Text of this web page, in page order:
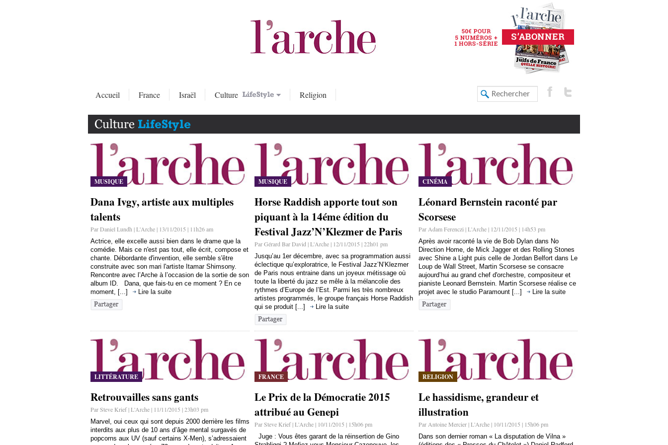
Accueil France Israël Culture Religion
MUSIQUE
Dana Ivgy, artiste aux multiples
talents
Par Daniel Lundh | L'Arche | 13/11/2015 | 11h26 am
Actrice, elle excelle aussi bien dans le drame que la
comédie. Mais ce n'est pas tout, elle écrit, compose et
chante. Débordante d'invention, elle semble s'être
construite avec son mari l'artiste Itamar Shimsony.
Rencontre avec l’Arche à l’occasion de la sortie de son
album ID. Dana, que fais-tu en ce moment ? En ce
moment, [...]
Lire la suite
MUSIQUE
Horse Raddish apporte tout son
piquant à la 14éme édition du
Festival Jazz’N’Klezmer de Paris
Par Gérard Bar David | L'Arche | 12/11/2015 | 22h01 pm
Jusqu’au 1er décembre, avec sa programmation aussi
éclectique qu’exploratrice, le Festival Jazz’N’Klezmer
de Paris nous entraine dans un joyeux métissage où
toute la liberté du jazz se mêle à la mélancolie des
rythmes d’Europe de l’Est. Parmi les très nombreux
artistes programmés, le groupe français Horse Raddish
qui se produit [...]
Lire la suite
CINÉMA
Léonard Bernstein raconté par
Scorsese
Par Adam Ferenczi | L'Arche | 12/11/2015 | 14h53 pm
Après avoir raconté la vie de Bob Dylan dans No
Direction Home, de Mick Jagger et des Rolling Stones
avec Shine a Light puis celle de Jordan Belfort dans Le
Loup de Wall Street, Martin Scorsese se consacre
aujourd’hui au grand chef d'orchestre, compositeur et
pianiste Leonard Bernstein. Martin Scorsese réalise ce
projet avec le studio Paramount [...]
Lire la suite
LITTÉRATURE
Retrouvailles sans gants
Par Steve Krief | L'Arche | 11/11/2015 | 23h03 pm
Marvel, oui ceux qui sont depuis 2000 derrière les films
interdits aux plus de 10 ans d’âge mental surgavés de
popcorns aux UV (sauf certains X-Men), s’adressaient
FRANCE
Le Prix de la Démocratie 2015
attribué au Genepi
Par Steve Krief | L'Arche | 10/11/2015 | 15h06 pm
Juge : Vous êtes garant de la réinsertion de Gino
RELIGION
Le hassidisme, grandeur et
illustration
Par Antoine Mercier | L'Arche | 10/11/2015 | 15h06 pm
Dans son dernier roman « La disputation de Vilna »